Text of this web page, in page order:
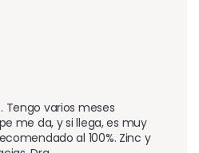
Tengo varios meses
me da, y si llega, es muy
al 100%. Zinc y